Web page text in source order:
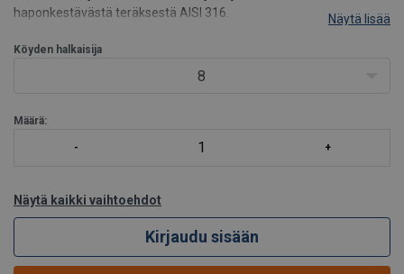
haponkestävästä teräksestä AISI 316.
varustettu liukulaakerilla
Näytä lisää
Köyden halkaisija
8
Määrä:
Näytä kaikki vaihtoehdot
Kirjaudu sisään